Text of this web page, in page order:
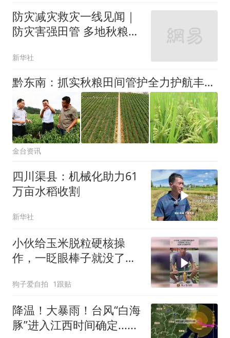
防灾减灾救灾一线见闻｜
防灾害强田管 多地秋粮生
新华社
黔东南：抓实秋粮田间管护全力护航丰产丰收
金台资讯
四川渠县：机械化助力61
万亩水稻收割
新华社
小伙给玉米脱粒硬核操
作，一眨眼棒子就没了，
狗子爱自拍 1跟贴
降温！大暴雨！台风“白海
豚”进入江西时间确定......